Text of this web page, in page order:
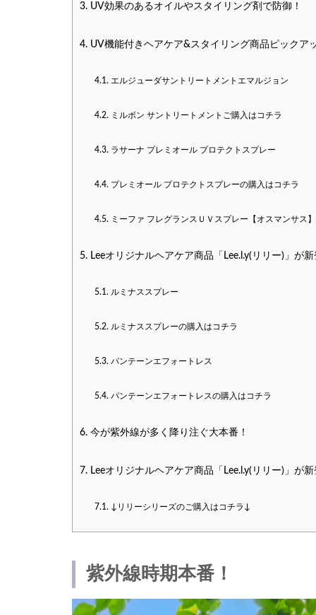
3. UV効果のあるオイルやスタイリング剤で防御！
4. UV機能付きヘアケア&スタイリング商品ピックア
4.1. エルジューダサントリートメントエマルジョン
4.2. ミルボン サントリートメントご購入はコチラ
4.3. ラサーナ プレミオール プロテクトスプレー
4.4. プレミオール プロテクトスプレーの購入はコチラ
4.5. ミーファ フレグランスＵＶスプレー【オスマンサス】
5. Leeオリジナルヘアケア商品「Lee.l.y(リリー)」が
5.1. ルミナススプレー
5.2. ルミナススプレーの購入はコチラ
5.3. パンテーンエフォートレス
5.4. パンテーンエフォートレスの購入はコチラ
6. 今が紫外線が多く降り注ぐ大本番！
7. Leeオリジナルヘアケア商品「Lee.l.y(リリー)」が
7.1. ↓リリーシリーズのご購入はコチラ↓
紫外線時期本番！